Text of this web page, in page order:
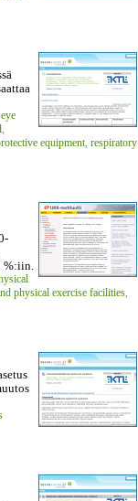
eye
equipment respiratory
physical exercise facilities